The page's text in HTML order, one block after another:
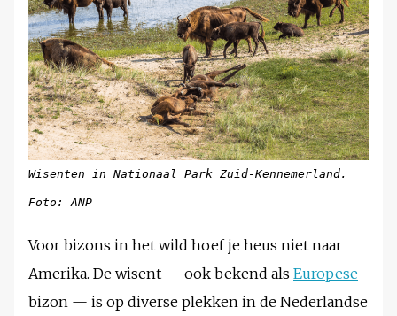
Wisenten in Nationaal Park Zuid-Kennemerland.
Foto: ANP
Voor bizons in het wild hoef je heus niet naar
Amerika. De wisent — ook bekend als Europese
bizon — is op diverse plekken in de Nederlandse